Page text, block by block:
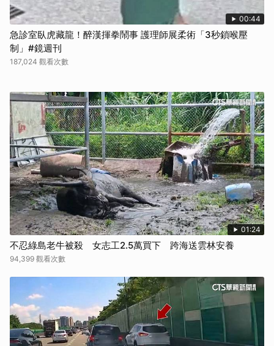
00:44
急診室臥虎藏龍！醉漢揮拳鬧事 護理師展柔術「3秒鎖喉壓
制」#鏡週刊
187,024 觀看次數
01:24
不忍綠島老牛被殺 女志工2.5萬買下 跨海送雲林安養
94,399 觀看次數